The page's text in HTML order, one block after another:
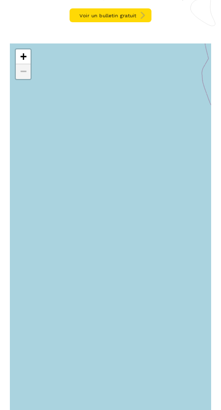
Voir un bulletin gratuit
+
−